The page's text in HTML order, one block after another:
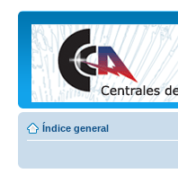
Índice general